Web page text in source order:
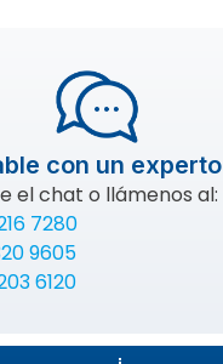
con un experto
el chat o llámenos al:
7280
9605
6120